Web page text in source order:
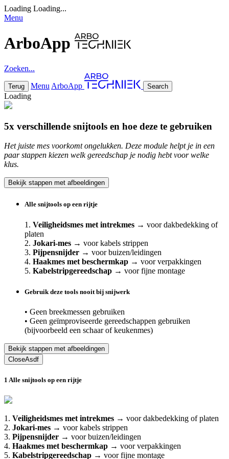
Loading Loading...
Menu
ArboApp
Zoeken...
Terug Menu ArboApp Search
Loading
5x verschillende snijtools en hoe deze te gebruiken
Het juiste mes voorkomt ongelukken. Deze module helpt je in een
paar stappen kiezen welk gereedschap je nodig hebt voor welke
klus.
Bekijk stappen met afbeeldingen
Alle snijtools op een rijtje
1. Veiligheidsmes met intrekmes → voor dakbedekking of
platen
2. Jokari-mes → voor kabels strippen
3. Pijpensnijder → voor buizen/leidingen
4. Haakmes met beschermkap → voor verpakkingen
5. Kabelstripgereedschap → voor fijne montage
Gebruik deze tools nooit bij snijwerk
• Geen breekmessen gebruiken
• Geen geïmproviseerde gereedschappen gebruiken
(bijvoorbeeld een schaar of keukenmes)
Bekijk stappen met afbeeldingen
CloseAsdf
1 Alle snijtools op een rijtje
1. Veiligheidsmes met intrekmes → voor dakbedekking of platen
2. Jokari-mes → voor kabels strippen
3. Pijpensnijder → voor buizen/leidingen
4. Haakmes met beschermkap → voor verpakkingen
5. Kabelstripgereedschap → voor fijne montage